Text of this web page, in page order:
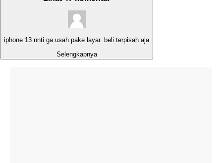
iphone 13 nnti ga usah pake layar. beli terpisah aja
Selengkapnya